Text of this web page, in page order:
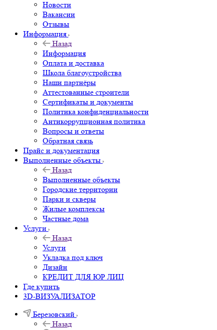
Новости
Вакансии
Отзывы
Информация
Назад
Информация
Оплата и доставка
Школа благоустройства
Наши партнёры
Аттестованные строители
Сертификаты и документы
Политика конфиденциальности
Антикоррупционная политика
Вопросы и ответы
Обратная связь
Прайс и документация
Выполненные объекты
Назад
Выполненные объекты
Городские территории
Парки и скверы
Жилые комплексы
Частные дома
Услуги
Назад
Услуги
Укладка под ключ
Дизайн
КРЕДИТ ДЛЯ ЮР ЛИЦ
Где купить
3D-ВИЗУАЛИЗАТОР
Березовский
Назад